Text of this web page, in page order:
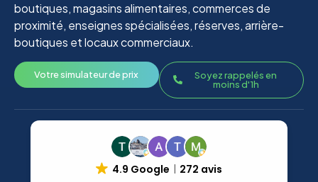
boutiques, magasins alimentaires, commerces de
proximité, enseignes spécialisées, réserves, arrière-
boutiques et locaux commerciaux.
Votre simulateur de prix
Soyez rappelés en
moins d'1h
4.9 Google 272 avis